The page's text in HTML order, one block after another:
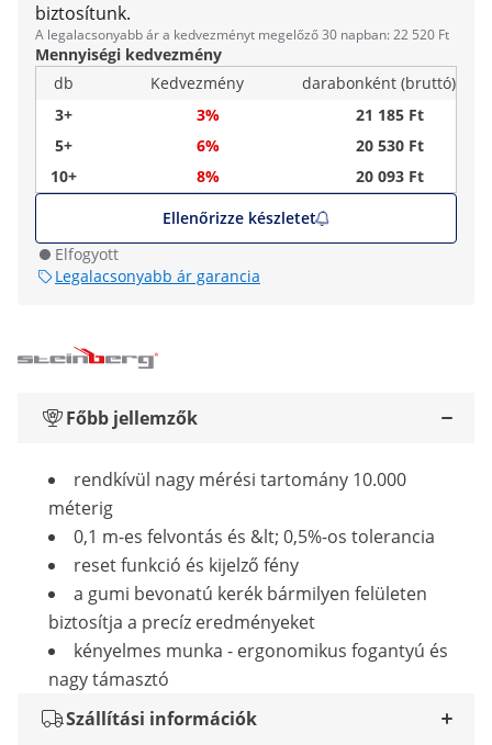
biztosítunk.
A legalacsonyabb ár a kedvezményt megelőző 30 napban: 22 520 Ft
Mennyiségi kedvezmény
db
Kedvezmény
darabonként (bruttó)
3+
3%
21 185 Ft
5+
6%
20 530 Ft
10+
8%
20 093 Ft
Ellenőrizze készletet
Elfogyott
Legalacsonyabb ár garancia
Főbb jellemzők
rendkívül nagy mérési tartomány 10.000
méterig
0,1 m-es felvontás és &lt; 0,5%-os tolerancia
reset funkció és kijelző fény
a gumi bevonatú kerék bármilyen felületen
biztosítja a precíz eredményeket
kényelmes munka - ergonomikus fogantyú és
nagy támasztó
Szállítási információk